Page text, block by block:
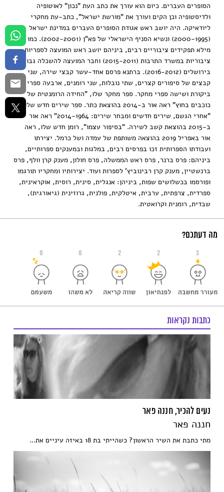
הסופרים העברים. כיום הוא עורך את כתב העת "נכון" לאוטופיה
ולדיסטופיה וכן הקים ועורך את "מורשת ישראל", כתב-עת מחקרי
ליודאיקה. היה יושב ראש אגודת הסופרים העברים במדינת ישראל
(2000-1995) ונשיא הסניף הישראלי של פא"ן (2002-2001). כמו כן,
מילא תפקידים ציבוריים רבים, ביניהם יושב ראש המועצה לספריות
ציבוריות במשרד התרבות (2015-2011) וחבר המועצה להשכלה גבוהה
בירושלים (2016-2012). ברתנא פרסם אחד-עשר קבצי שירה, שני
קבצים של סיפורים קצרים, שתי נובלות, שני רומנים, ארבעה ספרי
ביקורת ושישה ספרי מחקר. ספר מחקר שלו, "החידה הרומנטית של
כוכבים בחוץ" ראה אור ב-2014 בהוצאת כתר. ספר שירים חדש שלו,
"אחרי הגשם, שירים חדשים ומבחר שירים: 2014-1964" ראה אור
ב-2015 בהוצאת קשב לשירה. "בסיפור עצמו", רומן חדש שלו, ראה
אור באפריל 2019 בהוצאה משותפת של עמדה ושל כרמל. יצירתו
ועבודתו הספרותית זכו בפרסים רבים, במלגות ובמענקים ספרותיים,
ביניהם: פרס ברנר, פרס ראש הממשלה, פרס חולון, מענק קרן וולף, פרס
ברנשטיין, מענק קרן רבינוביץ' לספרות ועוד. יצירותיו ומחקריו תורגמו
ופורסמו בכשלושים שפות, ביניהן: אנגלית, סינית, רוסית, אוקראינית,
ספרדית, צרפתית, ערבית, איטלקית, פולנית, גרוזינית (גיאורגית),
שבדית, רומנית וקרואטית.
מה דעתכם?
0 0 2 2 3
כתבות נקראות
נעים להכיר, חננה פאר
חננה פאר
מתי כתבת את השיר הראשון? כשהייתי בת 18 באיזה עיניים את...